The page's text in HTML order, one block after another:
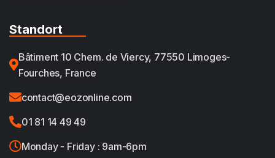
Standort
Bâtiment 10 Chem. de Viercy, 77550 Limoges-
Fourches, France
contact@eozonline.com
01 81 14 49 49
Monday - Friday : 9am-6pm